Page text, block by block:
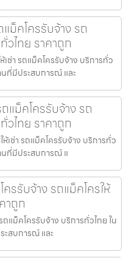
ม็คโครรับจ้าง รถ
วไทย ราคาถูก
ช่า รถแม็คโครรับจ้าง บริการทั่ว
ที่มีประสบการณ์ และ
แม็คโครรับจ้าง รถ
วไทย ราคาถูก
เช่า รถแม็คโครรับจ้าง บริการทั่ว
นที่มีประสบการณ์ แ
รรับจ้าง รถแม็คโครให้
าถูก
ถแม็คโครรับจ้าง บริการทั่วไทย ใน
ะสบการณ์ และ